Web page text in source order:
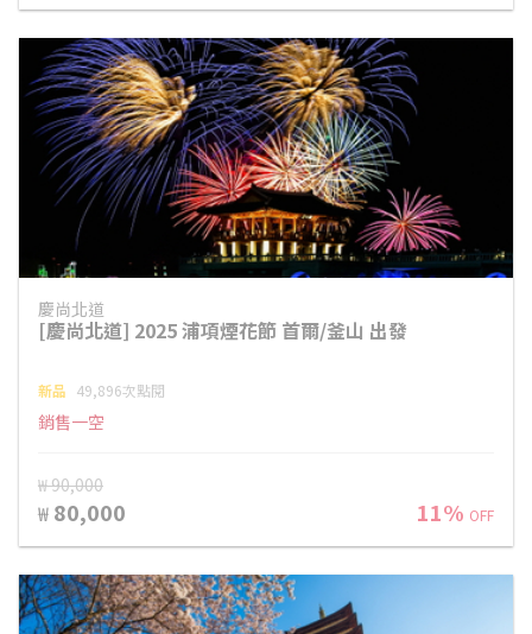
慶尚北道
[慶尚北道] 2025 浦項煙花節 首爾/釜山 出發
新品 49,896次點閱
銷售一空
₩ 90,000
₩ 80,000 11% OFF